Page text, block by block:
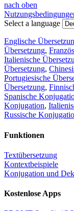
nach oben
Select a language
Englische
Übersetzung,
Italienische
Übersetzung,
Portugiesische
Übersetzung,
Spanische
Konjugation,
Russische
Funktionen
Textübersetzung
Kontextbeispiele
Konjugation und
Kostenlose Apps